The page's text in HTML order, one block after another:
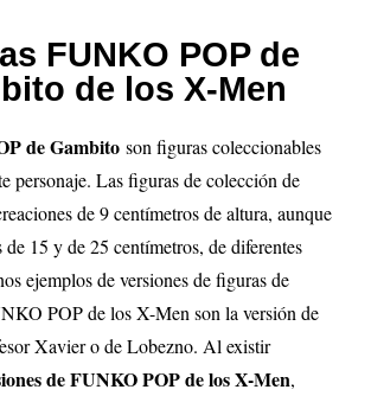
FUNKO POP de
de los X-Men
de Gambitoson figuras coleccionables
personaje. Las figuras de colección de
de 9 centímetros de altura, aunque
de 15 y de 25 centímetros, de diferentes
ejemplos de versiones de figuras de
POP de los X-Men son la versión de
Xavier o de Lobezno. Al existir
de FUNKO POP de los X-Men,